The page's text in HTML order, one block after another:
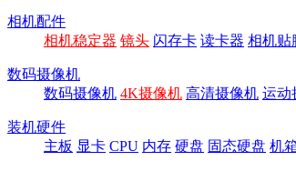
相机配件
相机稳定器 镜头 闪存卡 读卡器 相机贴
数码摄像机
数码摄像机 4K摄像机 高清摄像机 运动
装机硬件
主板 显卡 CPU 内存 硬盘 固态硬盘 机